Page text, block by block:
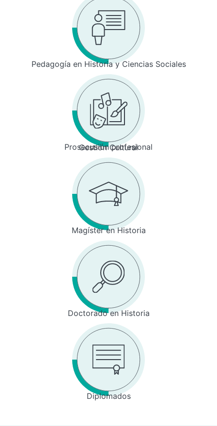
Pedagogía en Historia y Ciencias Sociales
Prosecusión profesional
Gestión Cultural
Magíster en Historia
Doctorado en Historia
Diplomados